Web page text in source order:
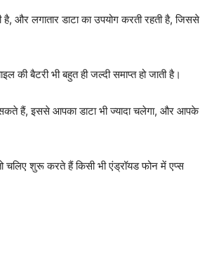
है, और लगातार डाटा का उपयोग करती रहती है, जिससे
की बैटरी भी बहुत ही जल्दी समाप्त हो जाती है।
हैं, इससे आपका डाटा भी ज्यादा चलेगा, और आपके
चलिए शुरू करते हैं किसी भी एंड्रॉयड फोन में एप्स